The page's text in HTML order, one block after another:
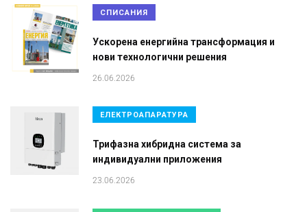
СПИСАНИЯ
Ускорена енергийна трансформация и
нови технологични решения
26.06.2026
ЕЛЕКТРОАПАРАТУРА
Трифазна хибридна система за
индивидуални приложения
23.06.2026